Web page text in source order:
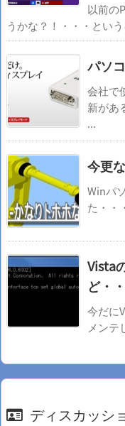
以前の
うかな？！・・・とい
パソ
会社で
新があ
...
今更
Winパ
た・・
Vista
ど・
今だに
メンテ
ディスカッシ